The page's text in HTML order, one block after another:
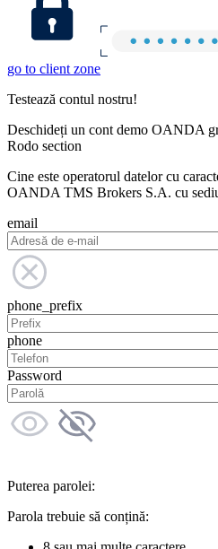
go to client zone
Testează contul nostru!
Deschideți un cont demo OANDA
Rodo section
Cine este operatorul datelor cu
OANDA TMS Brokers S.A. cu
email
phone_prefix
phone
Password
Puterea parolei:
Parola trebuie să conțină: